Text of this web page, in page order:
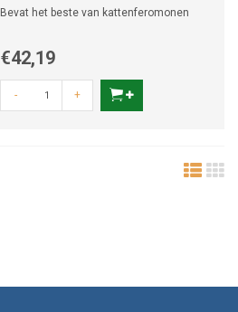
Bevat het beste van kattenferomonen
€42,19
- +